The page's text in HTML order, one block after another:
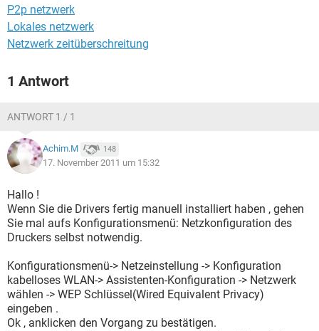
P2p netzwerk
Lokales netzwerk
Netzwerk zeitüberschreitung
1 Antwort
ANTWORT 1 / 1
Achim.M 148
17. November 2011 um 15:32
Hallo !
Wenn Sie die Drivers fertig manuell installiert haben , gehen
Sie mal aufs Konfigurationsmenü: Netzkonfiguration des
Druckers selbst notwendig.
Konfigurationsmenü-> Netzeinstellung -> Konfiguration
kabelloses WLAN-> Assistenten-Konfiguration -> Netzwerk
wählen -> WEP Schlüssel(Wired Equivalent Privacy)
eingeben .
Ok , anklicken den Vorgang zu bestätigen.